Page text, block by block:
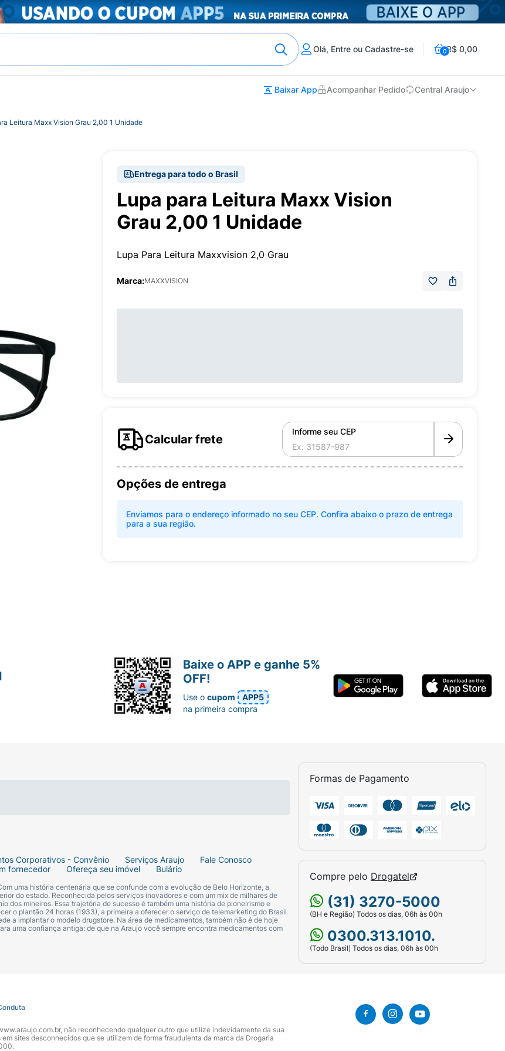
Olá, Entre ou Cadastre-se 0R$ 0,00
Baixar App Acompanhar Pedido Central Araujo
Leitura Maxx Vision Grau 2,00 1 Unidade
Entrega para todo o Brasil
Lupa para Leitura Maxx Vision
Grau 2,00 1 Unidade
Lupa Para Leitura Maxxvision 2,0 Grau
Marca:MAXXVISION
Calcular frete
Informe seu CEP
Opções de entrega
Enviamos para o endereço informado no seu CEP. Confira abaixo o prazo de entrega
para a sua região.
Corporativos - Convênio Serviços Araujo
Fale Conosco
fornecedor Ofereça seu imóvel Bulário
uma história centenária que se confunde com a evolução de Belo Horizonte, a
do estado. Reconhecida pelos serviços inovadores e com um mix de milhares de
dos mineiros. Essa trajetória de sucesso é também uma história de pioneirismo e
o plantão 24 horas (1933), a primeira a oferecer o serviço de telemarketing do Brasil
a implantar o modelo drugstore. Na área de medicamentos, também não é de hoje
uma confiança antiga: de que na Araujo você sempre encontra medicamentos com
Formas de Pagamento
Compre pelo Drogatel
(31) 3270-5000
(BH e Região) Todos os dias, 06h às 00h
0300.313.1010.
(Todo Brasil) Todos os dias, 06h às 00h
Baixe o APP e ganhe 5%
OFF!
Use ocupom
APP5
na primeira compra
não reconhecendo qualquer outro que utilize indevidamente da sua
sites desconhecidos que se utilizem de forma fraudulenta da marca da Drogaria